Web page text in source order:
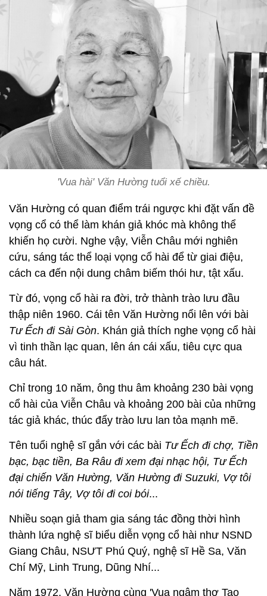
'Vua hài' Văn Hường tuổi xế chiều.
Văn Hường có quan điểm trái ngược khi đặt vấn đề
vọng cổ có thể làm khán giả khóc mà không thể
khiến họ cười. Nghe vậy, Viễn Châu mới nghiên
cứu, sáng tác thể loại vọng cổ hài để từ giai điệu,
cách ca đến nội dung châm biếm thói hư, tật xấu.
Từ đó, vọng cổ hài ra đời, trở thành trào lưu đầu
thập niên 1960. Cái tên Văn Hường nổi lên với bài
Tư Ếch đi Sài Gòn. Khán giả thích nghe vọng cổ hài
vì tinh thần lạc quan, lên án cái xấu, tiêu cực qua
câu hát.
Chỉ trong 10 năm, ông thu âm khoảng 230 bài vọng
cổ hài của Viễn Châu và khoảng 200 bài của những
tác giả khác, thúc đẩy trào lưu lan tỏa mạnh mẽ.
Tên tuổi nghệ sĩ gắn với các bài Tư Ếch đi chợ, Tiền
bạc, bạc tiền, Ba Râu đi xem đại nhạc hội, Tư Ếch
đại chiến Văn Hường, Văn Hường đi Suzuki, Vợ tôi
nói tiếng Tây, Vợ tôi đi coi bói...
Nhiều soạn giả tham gia sáng tác đồng thời hình
thành lứa nghệ sĩ biểu diễn vọng cổ hài như NSND
Giang Châu, NSƯT Phú Quý, nghệ sĩ Hề Sa, Văn
Chí Mỹ, Linh Trung, Dũng Nhí...
Năm 1972, Văn Hường cùng 'Vua ngâm thơ Tao